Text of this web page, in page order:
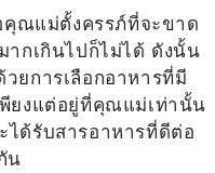
คุณแม่ตั้งครรภ์ที่จะขาด
กเกินไปก็ไม่ได้ ดังนั้น
ยการเลือกอาหารที่มี
ยงแต่อยู่ที่คุณแม่เท่านั้น
ได้รับสารอาหารที่ดีต่อ
น